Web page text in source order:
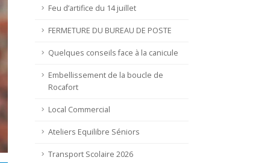
Feu d’artifice du 14 juillet
FERMETURE DU BUREAU DE POSTE
Quelques conseils face à la canicule
Embellissement de la boucle de
Rocafort
Local Commercial
Ateliers Equilibre Séniors
Transport Scolaire 2026